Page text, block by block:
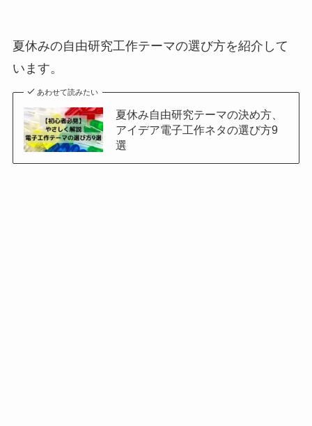
夏休みの自由研究工作テーマの選び方を紹介して
います。
あわせて読みたい
夏休み自由研究テーマの決め方、
アイデア電子工作ネタの選び方9
選